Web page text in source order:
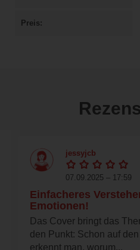
Preis
jessyjcb
07.09.2025 – 17:59
Einfacheres
Emotionen!
Das Cover bringt das
den Punkt: Schon auf
erkennt man, worum...